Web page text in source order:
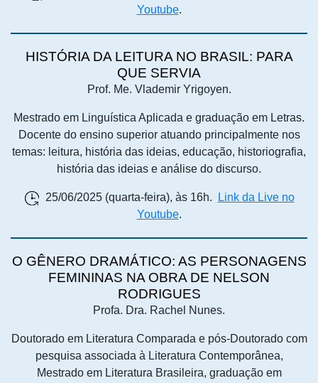
Youtube.
HISTÓRIA DA LEITURA NO BRASIL: PARA
QUE SERVIA
Prof. Me. Vlademir Yrigoyen.
Mestrado em Linguística Aplicada e graduação em Letras.
Docente do ensino superior atuando principalmente nos
temas: leitura, história das ideias, educação, historiografia,
história das ideias e análise do discurso.
25/06/2025 (quarta-feira), às 16h.
Link da Live no
Youtube.
O GÊNERO DRAMÁTICO: AS PERSONAGENS
FEMININAS NA OBRA DE NELSON
RODRIGUES
Profa. Dra. Rachel Nunes.
Doutorado em Literatura Comparada e pós-Doutorado com
pesquisa associada à Literatura Contemporânea,
Mestrado em Literatura Brasileira, graduação em